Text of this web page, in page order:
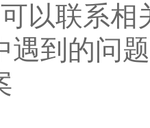
以联系
遇到的问